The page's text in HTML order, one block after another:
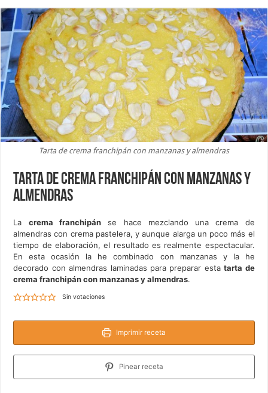
Tarta de crema franchipán con manzanas y almendras
Tarta de crema franchipán con manzanas y
almendras
La crema franchipánse hace mezclando una crema de
almendras con crema pastelera, y aunque alarga un poco más el
tiempo de elaboración, el resultado es realmente espectacular.
En esta ocasión la he combinado con manzanas y la he
decorado con almendras laminadas para preparar estatarta de
crema franchipán con manzanas y almendras.
Sin votaciones
Imprimir receta
Pinear receta